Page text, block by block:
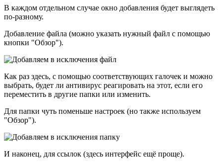
В каждом отдельном случае окно добавления будет выглядеть
по-разному.
Добавление файла (можно указать нужный файл с помощью
кнопки "Обзор").
Как раз здесь, с помощью соответствующих галочек и можно
выбрать, будет ли антивирус реагировать на этот, если его
переместить в другие папки или изменить.
Для папки чуть поменьше настроек (но также используем
"Обзор").
И наконец, для ссылок (здесь интерфейс ещё проще).